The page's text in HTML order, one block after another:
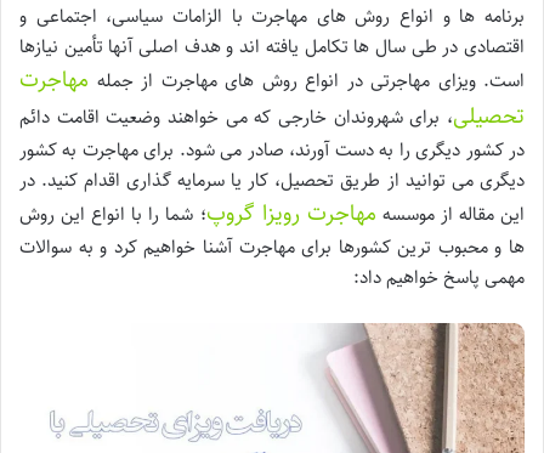
برنامه ها و انواع روش های مهاجرت با الزامات سیاسی، اجتماعی و
اقتصادی در طی سال ها تکامل یافته اند و هدف اصلی آنها تأمین نیازها
است. ویزای مهاجرتی در انواع روش های مهاجرت از جمله مهاجرت
تحصیلی، برای شهروندان خارجی که می خواهند وضعیت اقامت دائم
در کشور دیگری را به دست آورند، صادر می شود. برای مهاجرت به کشور
دیگری می توانید از طریق تحصیل، کار یا سرمایه گذاری اقدام کنید. در
این مقاله از موسسه مهاجرت رویزا گروپ؛ شما را با انواع این روش
ها و محبوب ترین کشورها برای مهاجرت آشنا خواهیم کرد و به سوالات
مهمی پاسخ خواهیم داد: